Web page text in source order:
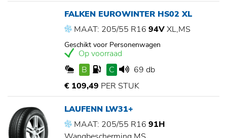
FALKEN EUROWINTER HS02 XL
MAAT: 205/55 R16 94VXL,MS
Geschikt voor Personenwagen
Op voorraad
B
C
69 db
€ 109,49 PER STUK
LAUFENN LW31+
MAAT: 205/55 R16 91H